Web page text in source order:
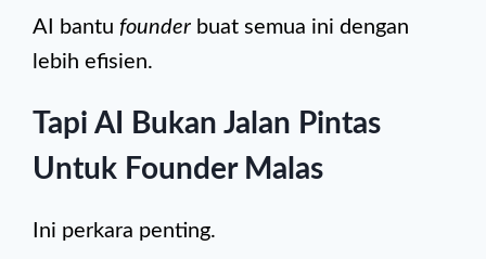
AI bantu founder buat semua ini dengan
lebih efisien.
Tapi AI Bukan Jalan Pintas
Untuk Founder Malas
Ini perkara penting.